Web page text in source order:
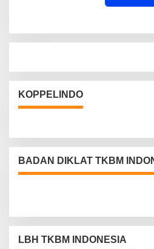
KOPPELINDO
BADAN DIKLAT TKBM
LBH TKBM INDONESIA